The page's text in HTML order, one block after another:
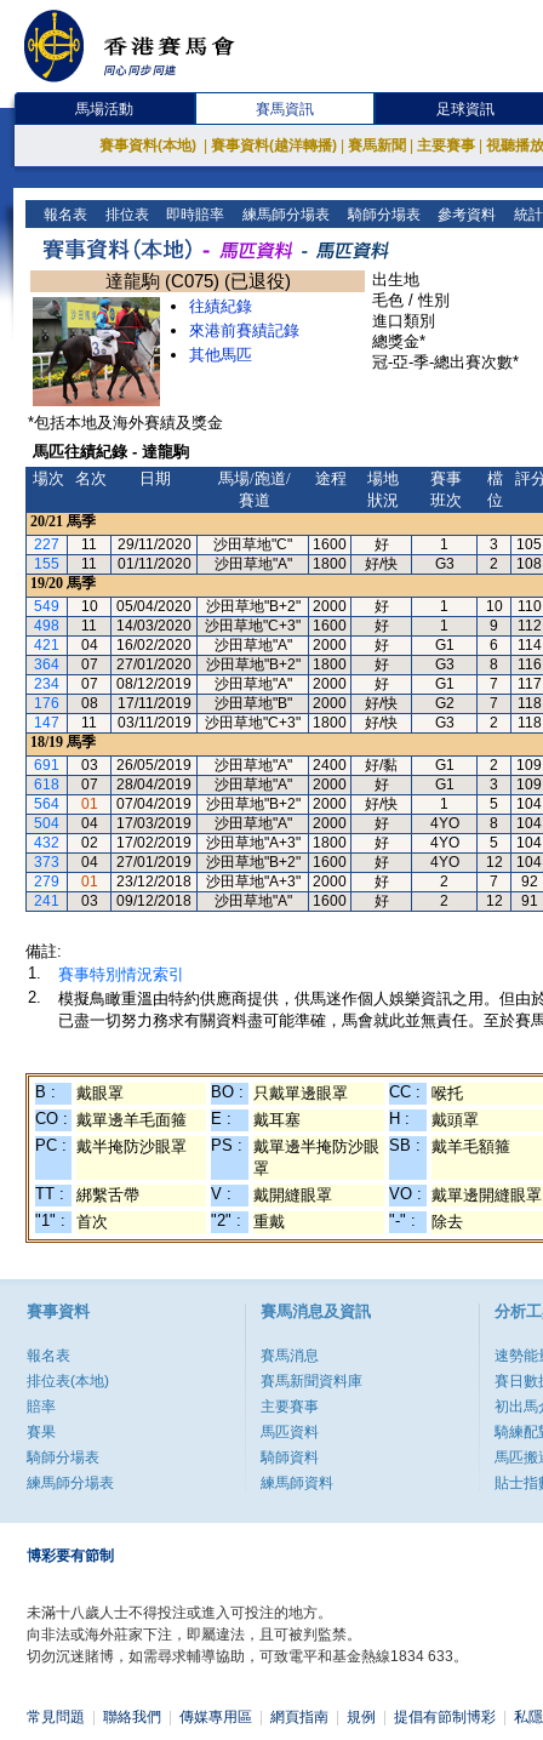
馬場活動 賽馬資訊 足球資訊
賽事資料(本地) 賽事資料(越洋轉播) 賽馬新聞 主要賽事 視聽播
報名表 排位表 即時賠率 練馬師分場表 騎師分場表 參考資料 統
達龍駒 (C075) (已退役)
往績紀錄
來港前賽績記錄
其他馬匹
出生地
毛色 / 性別
進口類別
總獎金*
冠-亞-季-總出賽次數*
*包括本地及海外賽績及獎金
馬匹往績紀錄 - 達龍駒
場次
名次 日期
馬場/跑道/
賽道
途程
場地
狀況
賽事
班次
檔
位
評
20/21 馬季
227
11 29/11/2020 沙田草地"C" 1600 好 1 3
105
155
11 01/11/2020 沙田草地"A" 1800 好/快 G3 2
108
19/20 馬季
549
10 05/04/2020 沙田草地"B+2" 2000 好 1 10
110
498
11 14/03/2020 沙田草地"C+3" 1600 好 1 9
112
421
04 16/02/2020 沙田草地"A" 2000 好 G1 6
114
364
07 27/01/2020 沙田草地"B+2" 1800 好 G3 8
116
234
07 08/12/2019 沙田草地"A" 2000 好 G1 7
117
176
08 17/11/2019 沙田草地"B" 2000 好/快 G2 7
118
147
11 03/11/2019 沙田草地"C+3" 1800 好/快 G3 2
118
18/19 馬季
691
03 26/05/2019 沙田草地"A" 2400 好/黏 G1 2
109
618
07 28/04/2019 沙田草地"A" 2000 好 G1 3
109
564
01 07/04/2019 沙田草地"B+2" 2000 好/快 1 5
104
504
04 17/03/2019 沙田草地"A" 2000 好 4YO 8
104
432
02 17/02/2019 沙田草地"A+3" 1800 好 4YO 5
104
373
04 27/01/2019 沙田草地"B+2" 1600 好 4YO 12
104
279
01 23/12/2018 沙田草地"A+3" 2000 好 2 7
92
241
03 09/12/2018 沙田草地"A" 1600 好 2 12 91
備註:
1.
賽事特別情況索引
2.
模擬鳥瞰重溫由特約供應商提供，供馬迷作個人娛樂資訊之用。但
已盡一切努力務求有關資料盡可能準確，馬會就此並無責任。至於賽
B : 戴眼罩 BO : 只戴單邊眼罩 CC :
喉托
CO : 戴單邊羊毛面箍 E : 戴耳塞 H :
戴頭罩
PC : 戴半掩防沙眼罩 PS :
戴單邊半掩防沙眼
罩
SB : 戴羊毛額箍
TT : 綁繫舌帶 V : 戴開縫眼罩 VO : 戴單邊開縫眼罩
"1" :
首次 "2" : 重戴 "-" : 除去
賽事資料
報名表
排位表(本地)
賠率
賽果
騎師分場表
練馬師分場表
賽馬消息及資訊
賽馬消息
賽馬新聞資料庫
主要賽事
馬匹資料
騎師資料
練馬師資料
分析
速勢能
賽日數
初出馬
騎練配
馬匹搬
貼士指
博彩要有節制
未滿十八歲人士不得投注或進入可投注的地方。
向非法或海外莊家下注，即屬違法，且可被判監禁。
切勿沉迷賭博，如需尋求輔導協助，可致電平和基金熱線1834 633。
常見問題 聯絡我們 傳媒專用區 網頁指南 規例 提倡有節制博彩 私